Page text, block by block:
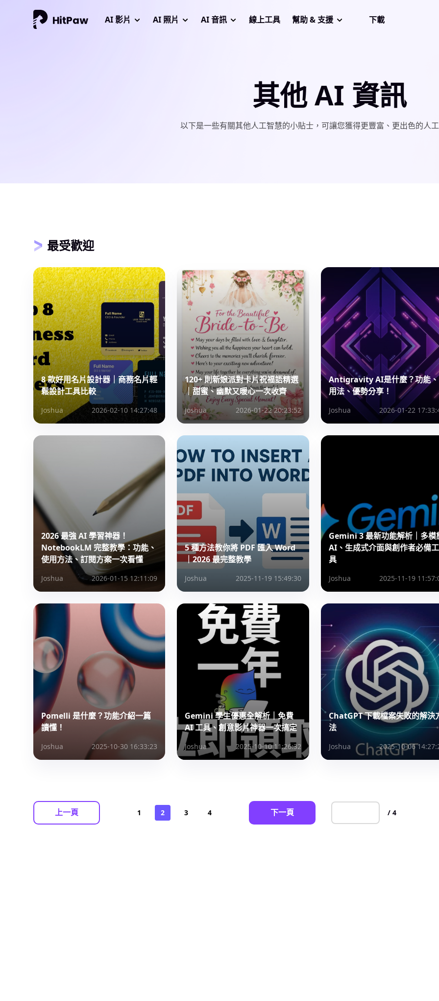
AI 影片 AI 照片 AI 音訊 線上工具 幫助 & 支援 下載
其他 AI 資訊
以下是一些有關其他人工智慧的小貼士，可讓您獲得更豐富、更出色的人
最受歡迎
8 款好用名片設計器｜商務名片輕
鬆設計工具比較
Joshua 2026-02-10 14:27:48
120+ 則新娘派對卡片祝福語精選
｜甜蜜、幽默又暖心一次收齊
Joshua 2026-01-22 20:23:52
Antigravity AI是什麼？功能、
用法、優勢分享！
Joshua 2026-01-22
2026 最強 AI 學習神器！
NotebookLM 完整教學：功能、
使用方法、訂閱方案一次看懂
Joshua 2026-01-15 12:11:09
5 種方法教你將 PDF 匯入 Word
｜2026 最完整教學
Joshua 2025-11-19 15:49:30
Gemini 3 最新功能解析｜多模
AI、生成式介面與創作者必備工
具
Joshua 2025-11-19
Pomelli 是什麼？功能介紹一篇
讀懂！
Joshua 2025-10-30 16:33:23
Gemini 學生優惠全解析｜免費
AI 工具、創意影片神器一次搞定
Joshua 2025-10-10 11:26:32
ChatGPT 下載檔案失敗的解決
法
Joshua 2025-10-06
上一頁 1 2 3 4 下一頁 / 4